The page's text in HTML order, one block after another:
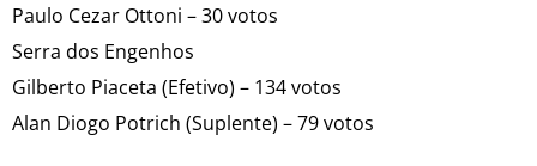
Paulo Cezar Ottoni – 30 votos
Serra dos Engenhos
Gilberto Piaceta (Efetivo) – 134 votos
Alan Diogo Potrich (Suplente) – 79 votos